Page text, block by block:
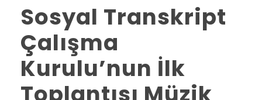
Sosyal Transkript
Çalışma
Kurulu’nun İlk